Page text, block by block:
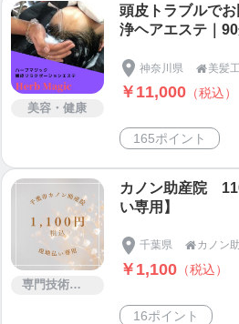
美容・健康
頭皮トラブルで
浄ヘアエステ｜
神奈川県 美髪
￥11,000 （税込）
165ポイント
専門技術サービス
カノン助産院
い専用】
千葉県 カノン
￥1,100 （税込）
16ポイント